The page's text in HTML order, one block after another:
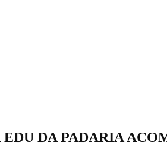
DA PADARIA